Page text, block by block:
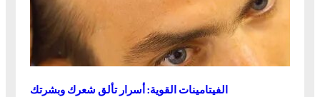
الفيتامينات القوية: أسرار تألق شعرك وبشرتك